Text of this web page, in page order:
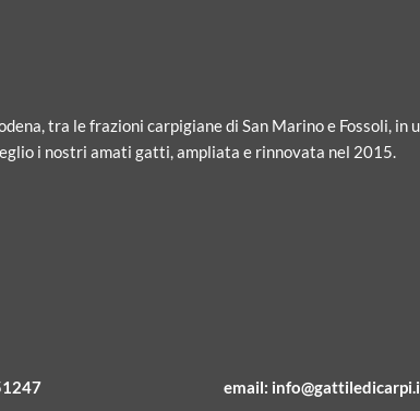
tra le frazioni carpigiane di San Marino e Fossoli, in
i nostri amati gatti, ampliata e rinnovata nel 2015.
email: